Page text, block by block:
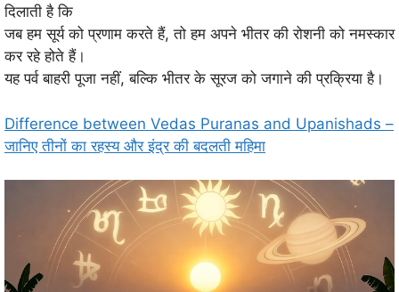
दिलाती है कि
जब हम सूर्य को प्रणाम करते हैं, तो हम अपने भीतर की रोशनी को नमस्कार
कर रहे होते हैं।
यह पर्व बाहरी पूजा नहीं, बल्कि भीतर के सूरज को जगाने की प्रक्रिया है।
Difference between Vedas Puranas and Upanishads –
जानिए तीनों का रहस्य और इंद्र की बदलती महिमा